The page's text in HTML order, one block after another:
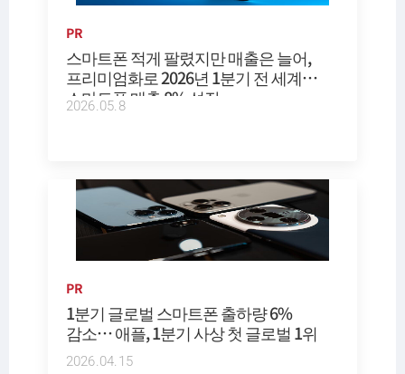
PR
스마트폰 적게 팔렸지만 매출은 늘어,
프리미엄화로 2026년 1분기 전 세계
스마트폰 매출 8% 성장
2026.05.8
PR
1분기 글로벌 스마트폰 출하량 6%
감소… 애플, 1분기 사상 첫 글로벌 1위
2026.04.15